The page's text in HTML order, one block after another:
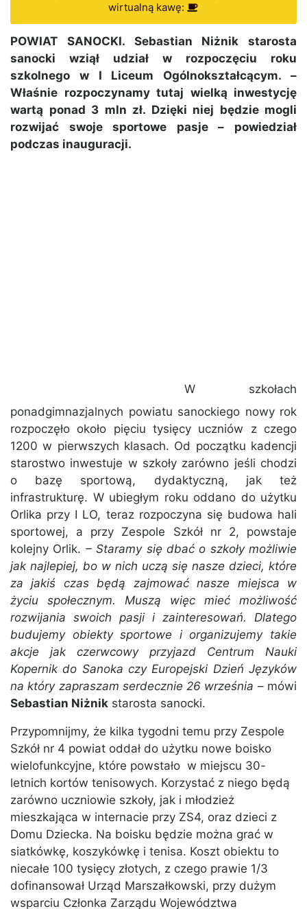
wirtualną kawę:
POWIAT SANOCKI. Sebastian Niżnik starosta
sanocki wziął udział w rozpoczęciu roku
szkolnego w I Liceum Ogólnokształcącym. –
Właśnie rozpoczynamy tutaj wielką inwestycję
wartą ponad 3 mln zł. Dzięki niej będzie mogli
rozwijać swoje sportowe pasje – powiedział
podczas inauguracji.
W szkołach
ponadgimnazjalnych powiatu sanockiego nowy rok
rozpoczęło około pięciu tysięcy uczniów z czego
1200 w pierwszych klasach. Od początku kadencji
starostwo inwestuje w szkoły zarówno jeśli chodzi
o bazę sportową, dydaktyczną, jak też
infrastrukturę. W ubiegłym roku oddano do użytku
Orlika przy I LO, teraz rozpoczyna się budowa hali
sportowej, a przy Zespole Szkół nr 2, powstaje
kolejny Orlik. – Staramy się dbać o szkoły możliwie
jak najlepiej, bo w nich uczą się nasze dzieci, które
za jakiś czas będą zajmować nasze miejsca w
życiu społecznym. Muszą więc mieć możliwość
rozwijania swoich pasji i zainteresowań. Dlatego
budujemy obiekty sportowe i organizujemy takie
akcje jak czerwcowy przyjazd Centrum Nauki
Kopernik do Sanoka czy Europejski Dzień Języków
na który zapraszam serdecznie 26 września – mówi
Sebastian Niżnik starosta sanocki.
Przypomnijmy, że kilka tygodni temu przy Zespole
Szkół nr 4 powiat oddał do użytku nowe boisko
wielofunkcyjne, które powstało w miejscu 30-
letnich kortów tenisowych. Korzystać z niego będą
zarówno uczniowie szkoły, jak i młodzież
mieszkająca w internacie przy ZS4, oraz dzieci z
Domu Dziecka. Na boisku będzie można grać w
siatkówkę, koszykówkę i tenisa. Koszt obiektu to
niecałe 100 tysięcy złotych, z czego prawie 1/3
dofinansował Urząd Marszałkowski, przy dużym
wsparciu Członka Zarządu Województwa